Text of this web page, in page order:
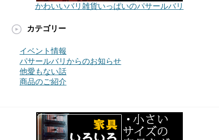
かわいいバリ雑貨いっぱいのパサールバリ
カテゴリー
イベント情報
パサールバリからのお知らせ
他愛もない話
商品のご紹介